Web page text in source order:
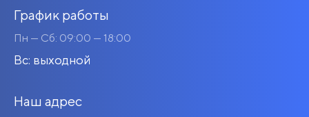
График работы
Пн — Сб: 09:00 — 18:00
Вс: выходной
Наш адрес